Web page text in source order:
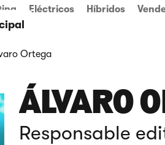
Eléctricos Híbridos
Ortega
ÁLVARO
Responsable